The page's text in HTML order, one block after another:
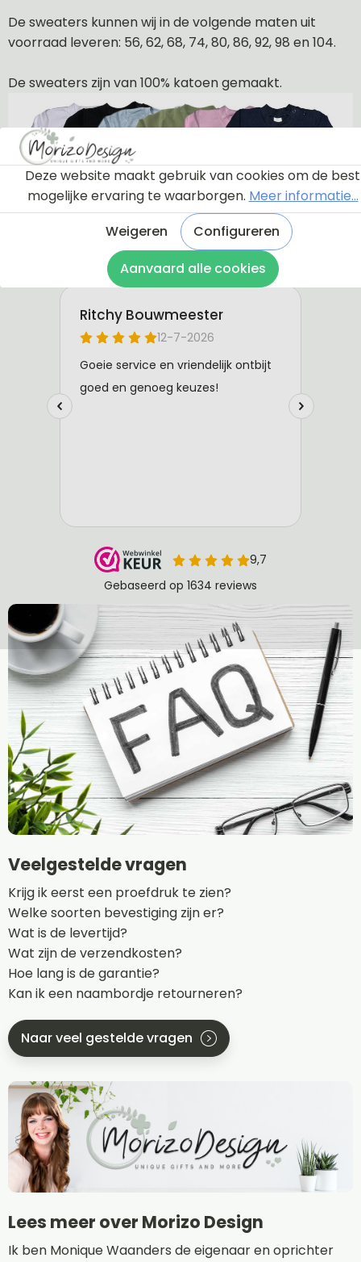
De sweaters kunnen wij in de volgende maten uit
voorraad leveren: 56, 62, 68, 74, 80, 86, 92, 98 en 104.
De sweaters zijn van 100% katoen gemaakt.
Veelgestelde vragen
Krijg ik eerst een proefdruk te zien?
Welke soorten bevestiging zijn er?
Wat is de levertijd?
Wat zijn de verzendkosten?
Hoe lang is de garantie?
Kan ik een naambordje retourneren?
Naar veel gestelde vragen
Lees meer over Morizo Design
Ik ben Monique Waanders de eigenaar en oprichter
Deze website maakt gebruik van cookies om de best
mogelijke ervaring te waarborgen. Meer informatie...
Weigeren
Configureren
Aanvaard alle cookies